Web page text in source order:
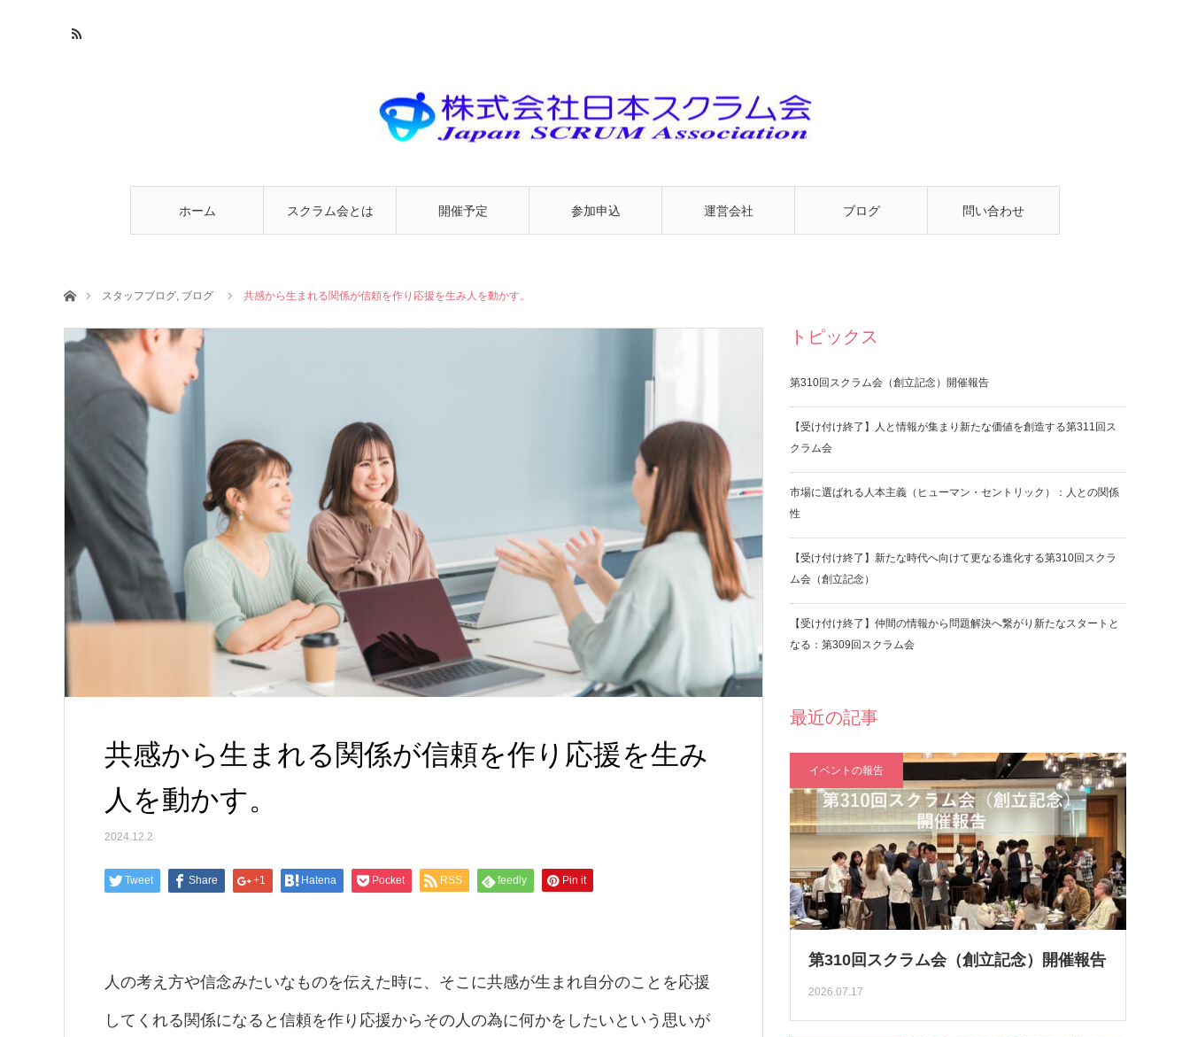
ホーム スクラム会とは 開催予定 参加申込 運営会社 ブログ 問い合わせ
ホームスタッフブログ, ブログ 共感から生まれる関係が信頼を作り応援を生み人を動かす。
共感から生まれる関係が信頼を作り応援を生み
人を動かす。
2024.12.2
Tweet Share +1 Hatena Pocket RSS feedly Pin it
人の考え方や信念みたいなものを伝えた時に、そこに共感が生まれ自分のことを応援
してくれる関係になると信頼を作り応援からその人の為に何かをしたいという思いが
トピックス
第310回スクラム会（創立記念）開催報告
【受け付け終了】人と情報が集まり新たな価値を創造する第311回ス
クラム会
市場に選ばれる人本主義（ヒューマン・セントリック）：人との関係
性
【受け付け終了】新たな時代へ向けて更なる進化する第310回スクラ
ム会（創立記念）
【受け付け終了】仲間の情報から問題解決へ繋がり新たなスタートと
なる：第309回スクラム会
最近の記事
イベントの報告
第310回スクラム会（創立記念）開催報告
2026.07.17